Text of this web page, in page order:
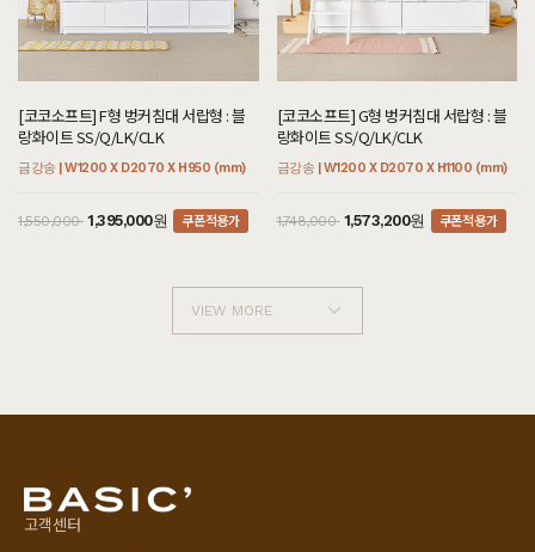
[코코소프트] F형 벙커침대 서랍형 : 블
랑화이트 SS/Q/LK/CLK
금강송 | W1200 X D2070 X H950 (mm)
1,550,000 1,395,000원 쿠폰적용가
[코코소프트] G형 벙커침대 서랍형 : 블
랑화이트 SS/Q/LK/CLK
금강송 | W1200 X D2070 X H1100 (mm)
1,748,000 1,573,200원 쿠폰적용가
VIEW MORE
고객센터